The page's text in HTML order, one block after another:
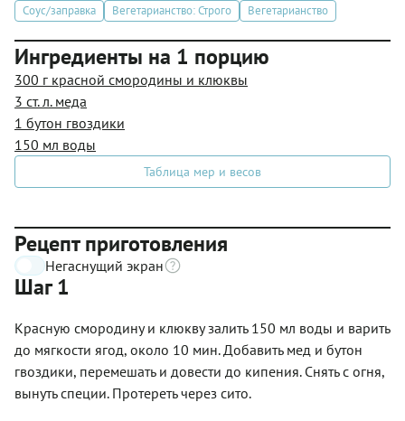
Соус/заправка Вегетарианство: Строго Вегетарианство
Ингредиенты на 1 порцию
300 г красной смородины и клюквы
3 ст. л. меда
1 бутон гвоздики
150 мл воды
Таблица мер и весов
Рецепт приготовления
Негаснущий экран
Шаг 1
Красную смородину и клюкву залить 150 мл воды и варить
до мягкости ягод, около 10 мин. Добавить мед и бутон
гвоздики, перемешать и довести до кипения. Снять с огня,
вынуть специи. Протереть через сито.